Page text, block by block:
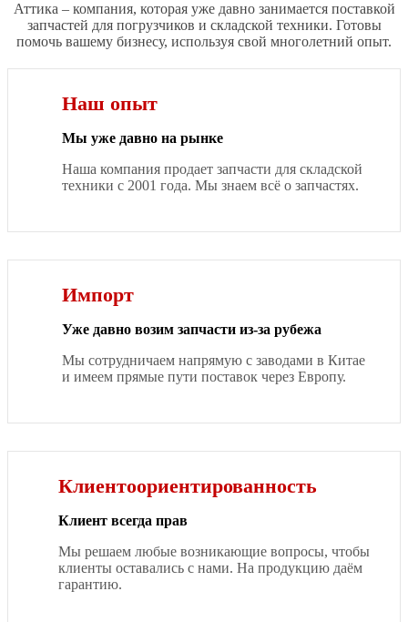
Аттика – компания, которая уже давно занимается поставкой
запчастей для погрузчиков и складской техники. Готовы
помочь вашему бизнесу, используя свой многолетний опыт.
Наш опыт
Мы уже давно на рынке
Наша компания продает запчасти для складской
техники с 2001 года. Мы знаем всё о запчастях.
Импорт
Уже давно возим запчасти из-за рубежа
Мы сотрудничаем напрямую с заводами в Китае
и имеем прямые пути поставок через Европу.
Клиентоориентированность
Клиент всегда прав
Мы решаем любые возникающие вопросы, чтобы
клиенты оставались с нами. На продукцию даём
гарантию.